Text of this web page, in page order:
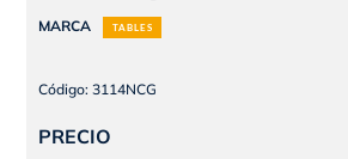
MARCA TABLES
Código: 3114NCG
PRECIO